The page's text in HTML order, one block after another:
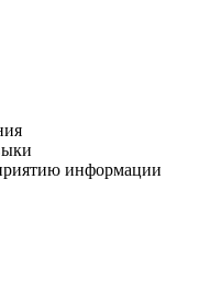
информации